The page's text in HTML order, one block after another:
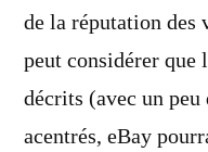
de la réputation des
peut considérer que
décrits (avec un peu
acentrés, eBay